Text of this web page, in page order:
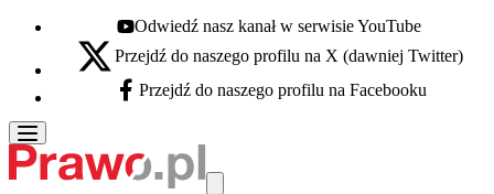
Youtube - otwiera się w nowej karcie
Odwiedź nasz kanał w serwisie YouTube
X - otwiera się w nowej karcie
Przejdź do naszego profilu na X (dawniej Twitter)
Facebook - otwiera się w nowej karcie
Przejdź do naszego profilu na Facebooku